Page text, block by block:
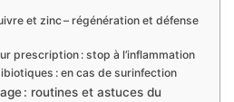
et zinc – régénération et défense
prescription : stop à l’inflammation
: en cas de surinfection
: routines et astuces du